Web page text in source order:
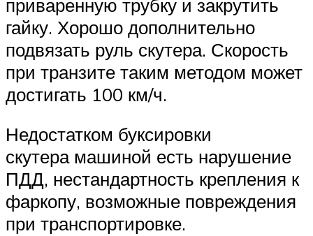
приваренную трубку и закрутить
гайку. Хорошо дополнительно
подвязать руль скутера. Скорость
при транзите таким методом может
достигать 100 км/ч.
Недостатком буксировки
скутера машиной есть нарушение
ПДД, нестандартность крепления к
фаркопу, возможные повреждения
при транспортировке.